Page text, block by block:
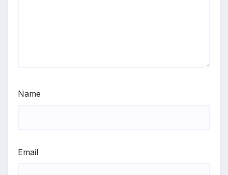
Name
Email